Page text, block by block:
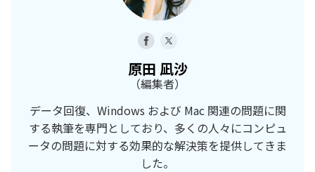
原田 凪沙
（編集者）
データ回復、Windows および Mac 関連の問題に関
する執筆を専門としており、多くの人々にコンピュ
ータの問題に対する効果的な解決策を提供してきま
した。